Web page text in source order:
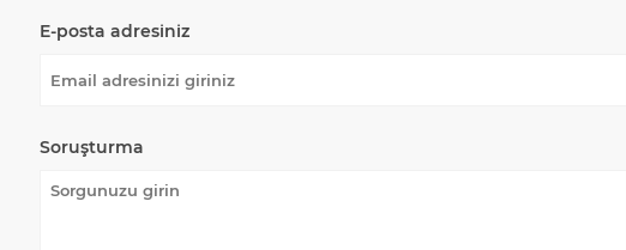
E-posta adresiniz
Soruşturma